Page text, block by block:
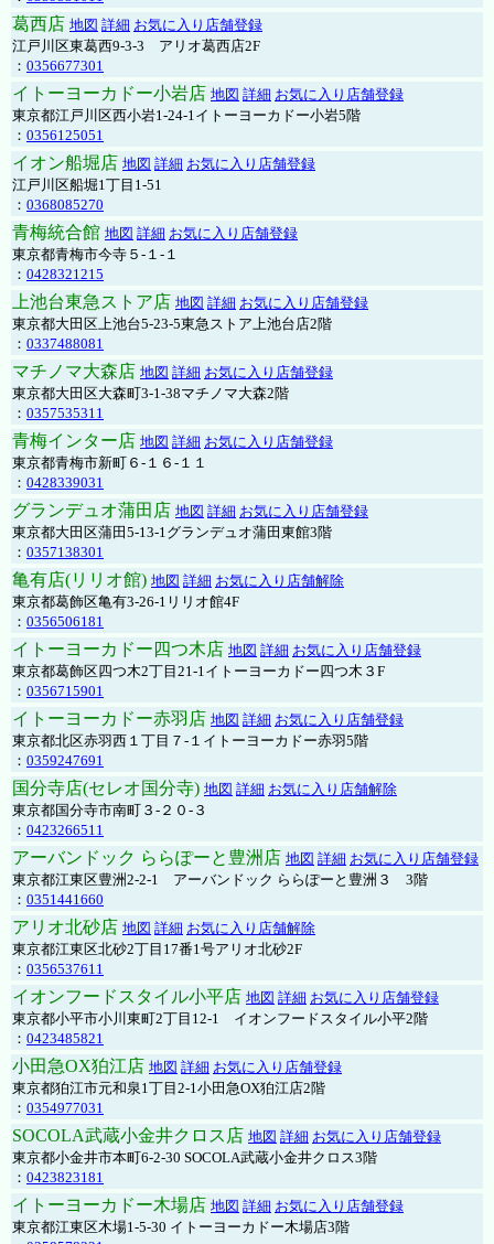
葛西店 地図 詳細 お気に入り店舗登録
江戸川区東葛西9-3-3 アリオ葛西店2F
： 0356677301
イトーヨーカドー小岩店 地図 詳細 お気に入り店舗登録
東京都江戸川区西小岩1-24-1イトーヨーカドー小岩5階
： 0356125051
イオン船堀店 地図 詳細 お気に入り店舗登録
江戸川区船堀1丁目1-51
： 0368085270
青梅統合館 地図 詳細 お気に入り店舗登録
東京都青梅市今寺５-１-１
： 0428321215
上池台東急ストア店 地図 詳細 お気に入り店舗登録
東京都大田区上池台5-23-5東急ストア上池台店2階
： 0337488081
マチノマ大森店 地図 詳細 お気に入り店舗登録
東京都大田区大森町3-1-38マチノマ大森2階
： 0357535311
青梅インター店 地図 詳細 お気に入り店舗登録
東京都青梅市新町６-１６-１１
： 0428339031
グランデュオ蒲田店 地図 詳細 お気に入り店舗登録
東京都大田区蒲田5-13-1グランデュオ蒲田東館3階
： 0357138301
亀有店(リリオ館) 地図 詳細 お気に入り店舗解除
東京都葛飾区亀有3-26-1リリオ館4F
： 0356506181
イトーヨーカドー四つ木店 地図 詳細 お気に入り店舗登録
東京都葛飾区四つ木2丁目21-1イトーヨーカドー四つ木３F
： 0356715901
イトーヨーカドー赤羽店 地図 詳細 お気に入り店舗登録
東京都北区赤羽西１丁目７-１イトーヨーカドー赤羽5階
： 0359247691
国分寺店(セレオ国分寺) 地図 詳細 お気に入り店舗解除
東京都国分寺市南町３-２０-３
： 0423266511
アーバンドック ららぽーと豊洲店 地図 詳細 お気に入り店舗登録
東京都江東区豊洲2-2-1 アーバンドック ららぽーと豊洲３ 3階
： 0351441660
アリオ北砂店 地図 詳細 お気に入り店舗解除
東京都江東区北砂2丁目17番1号アリオ北砂2F
： 0356537611
イオンフードスタイル小平店 地図 詳細 お気に入り店舗登録
東京都小平市小川東町2丁目12-1 イオンフードスタイル小平2階
： 0423485821
小田急OX狛江店 地図 詳細 お気に入り店舗登録
東京都狛江市元和泉1丁目2-1小田急OX狛江店2階
： 0354977031
SOCOLA武蔵小金井クロス店 地図 詳細 お気に入り店舗登録
東京都小金井市本町6-2-30 SOCOLA武蔵小金井クロス3階
： 0423823181
イトーヨーカドー木場店 地図 詳細 お気に入り店舗登録
東京都江東区木場1-5-30 イトーヨーカドー木場店3階